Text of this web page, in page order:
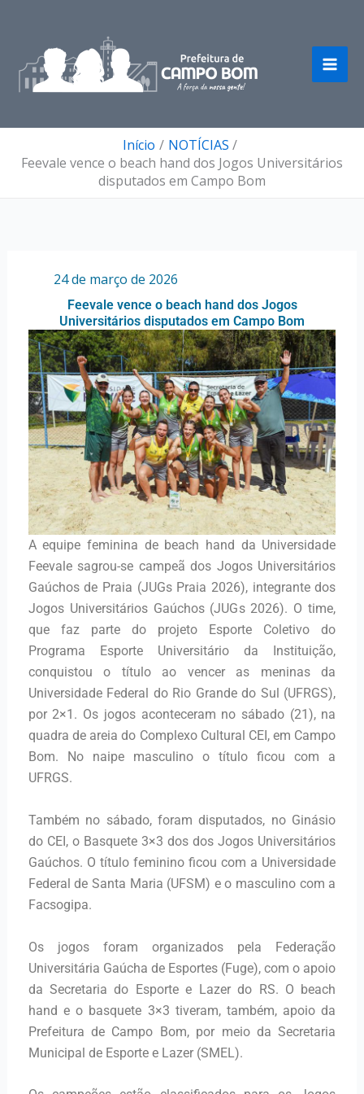
conteúdo
Início
NOTÍCIAS
Feevale vence o beach hand dos Jogos Universitários
disputados em Campo Bom
24 de março de 2026
Feevale vence o beach hand dos Jogos
Universitários disputados em Campo Bom
A equipe feminina de beach hand da Universidade
Feevale sagrou-se campeã dos Jogos Universitários
Gaúchos de Praia (JUGs Praia 2026), integrante dos
Jogos Universitários Gaúchos (JUGs 2026). O time,
que faz parte do projeto Esporte Coletivo do
Programa Esporte Universitário da Instituição,
conquistou o título ao vencer as meninas da
Universidade Federal do Rio Grande do Sul (UFRGS),
por 2×1. Os jogos aconteceram no sábado (21), na
quadra de areia do Complexo Cultural CEI, em Campo
Bom. No naipe masculino o título ficou com a
UFRGS.
Também no sábado, foram disputados, no Ginásio
do CEI, o Basquete 3×3 dos dos Jogos Universitários
Gaúchos. O título feminino ficou com a Universidade
Federal de Santa Maria (UFSM) e o masculino com a
Facsogipa.
Os jogos foram organizados pela Federação
Universitária Gaúcha de Esportes (Fuge), com o apoio
da Secretaria do Esporte e Lazer do RS. O beach
hand e o basquete 3×3 tiveram, também, apoio da
Prefeitura de Campo Bom, por meio da Secretaria
Municipal de Esporte e Lazer (SMEL).